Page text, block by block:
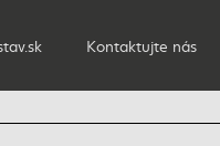
Kontaktujte nás